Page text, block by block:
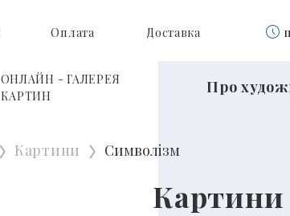
Оплата Доставка
ОНЛАЙН - ГАЛЕРЕЯ
КАРТИН
Про
Картини Символізм
Картини